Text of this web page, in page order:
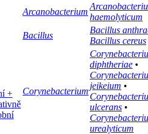
+
Arcanobacterium
haemolyticum
Bacillus
Bacillus
Bacillus cereus
Corynebacterium
diphtheriae •
jeikeium •
ulcerans •
urealyticum